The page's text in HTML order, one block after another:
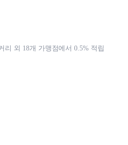
리 외 18개 가맹점에서 0.5% 적립